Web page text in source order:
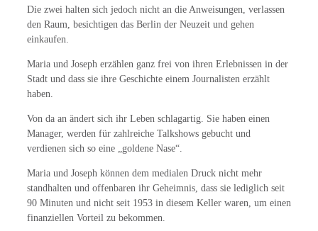
Die zwei halten sich jedoch nicht an die Anweisungen, verlassen
den Raum, besichtigen das Berlin der Neuzeit und gehen
einkaufen.
Maria und Joseph erzählen ganz frei von ihren Erlebnissen in der
Stadt und dass sie ihre Geschichte einem Journalisten erzählt
haben.
Von da an ändert sich ihr Leben schlagartig. Sie haben einen
Manager, werden für zahlreiche Talkshows gebucht und
verdienen sich so eine „goldene Nase“.
Maria und Joseph können dem medialen Druck nicht mehr
standhalten und offenbaren ihr Geheimnis, dass sie lediglich seit
90 Minuten und nicht seit 1953 in diesem Keller waren, um einen
finanziellen Vorteil zu bekommen.